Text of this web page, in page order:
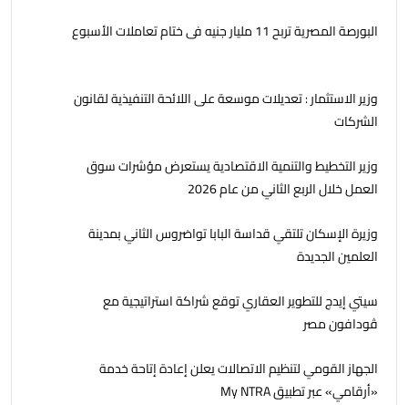
البورصة المصرية تربح 11 مليار جنيه فى ختام تعاملات الأسبوع
وزير الاستثمار : تعديلات موسعة على اللائحة التنفيذية لقانون
الشركات
وزير التخطيط والتنمية الاقتصادية يستعرض مؤشرات سوق
العمل خلال الربع الثاني من عام 2026
وزيرة الإسكان تلتقي قداسة البابا تواضروس الثاني بمدينة
العلمين الجديدة
سيتي إيدج للتطوير العقاري توقع شراكة استراتيجية مع
ڤودافون مصر
الجهاز القومي لتنظيم الاتصالات يعلن إعادة إتاحة خدمة
«أرقامي» عبر تطبيق My NTRA